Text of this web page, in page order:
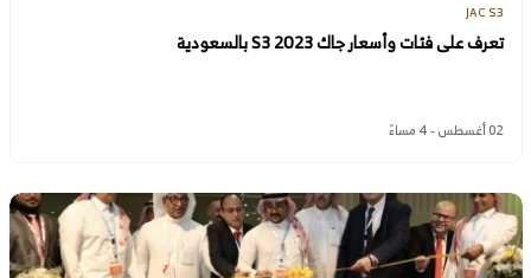
JAC S3
تعرف على فئات وأسعار جاك S3 2023 بالسعودية
02 أغسطس - 4 مساءً